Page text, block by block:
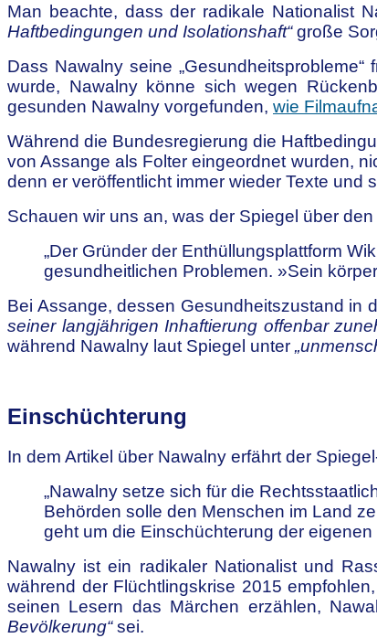
Man beachte, dass der radikale Nationalist
Haftbedingungen und Isolationshaft“große
Dass Nawalny seine
wurde, Nawalny könne sich wegen
gesunden Nawalny vorgefunden, wie
Während die Bundesregierung die
von Assange als Folter eingeordnet wurden,
denn er veröffentlicht immer wieder Texte und
Schauen wir uns an, was der Spiegel über
„Der Gründer der Enthüllungsplattform
gesundheitlichen Problemen. »Sein
Bei Assange, dessen Gesundheitszustand in
seiner langjährigen Inhaftierung offenbar
während Nawalny laut Spiegel unter
Einschüchterung
In dem Artikel über Nawalny erfährt der
„Nawalny setze sich für die
Behörden solle den Menschen im Land
geht um die Einschüchterung der
Nawalny ist ein radikaler Nationalist und
während der Flüchtlingskrise 2015
seinen Lesern das Märchen erzählen,
Bevölkerung“sei.